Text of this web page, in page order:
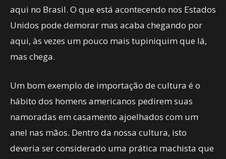
aqui no Brasil. O que está acontecendo nos Estados
Unidos pode demorar mas acaba chegando por
aqui, às vezes um pouco mais tupiniquim que lá,
mas chega.
Um bom exemplo de importação de cultura é o
hábito dos homens americanos pedirem suas
namoradas em casamento ajoelhados com um
anel nas mãos. Dentro da nossa cultura, isto
deveria ser considerado uma prática machista que